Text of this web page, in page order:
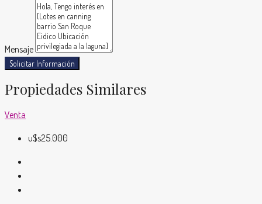
Mensaje
Solicitar Información
Propiedades Similares
Venta
u$s25.000